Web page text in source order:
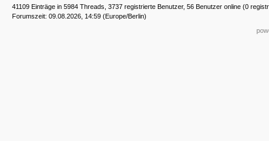
41109 Einträge in 5984 Threads, 3737 registrierte Benutzer, 56 Benutzer online (0
Forumszeit: 09.08.2026, 14:59 (Europe/Berlin)